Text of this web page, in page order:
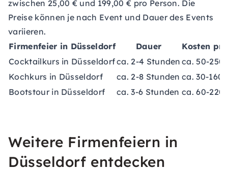
zwischen 25,00 € und 199,00 € pro Person. Die
Preise können je nach Event und Dauer des Events
variieren.
Firmenfeier in Düsseldorf
Dauer
Kosten
Cocktailkurs in Düsseldorfca. 2-4 Stunden ca. 50-250
Kochkurs in Düsseldorf
ca. 2-8 Stunden ca. 30-160
Bootstour in Düsseldorf
ca. 3-6 Stunden ca. 60-220
Weitere Firmenfeiern in
Düsseldorf entdecken